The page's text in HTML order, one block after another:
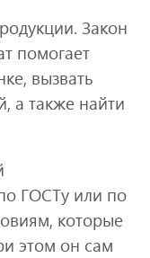
Закон
помогает
вызвать
а также найти
ГОСТу или по
которые
этом он сам